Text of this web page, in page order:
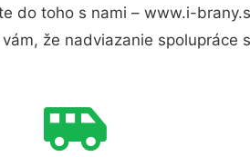
do toho s nami – www.i-
že nadviazanie spolupráce